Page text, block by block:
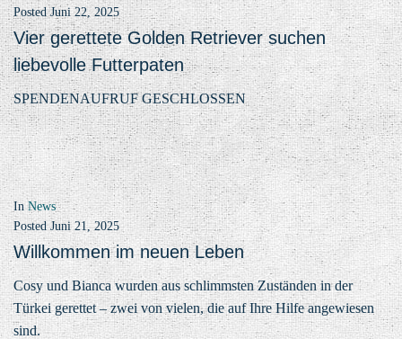
PostedJuni 22, 2025
Vier gerettete Golden Retriever suchen
liebevolle Futterpaten
SPENDENAUFRUF GESCHLOSSEN
InNews
PostedJuni 21, 2025
Willkommen im neuen Leben
Cosy und Bianca wurden aus schlimmsten Zuständen in der
Türkei gerettet – zwei von vielen, die auf Ihre Hilfe angewiesen
sind.